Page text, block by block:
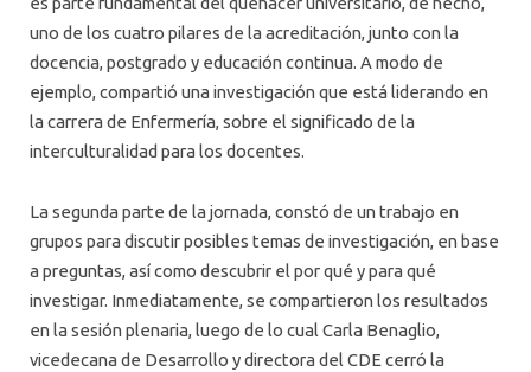
uno de los cuatro pilares de la acreditación, junto con la
docencia, postgrado y educación continua. A modo de
ejemplo, compartió una investigación que está liderando en
la carrera de Enfermería, sobre el significado de la
interculturalidad para los docentes.
La segunda parte de la jornada, constó de un trabajo en
grupos para discutir posibles temas de investigación, en base
a preguntas, así como descubrir el por qué y para qué
investigar. Inmediatamente, se compartieron los resultados
en la sesión plenaria, luego de lo cual Carla Benaglio,
vicedecana de Desarrollo y directora del CDE cerró la